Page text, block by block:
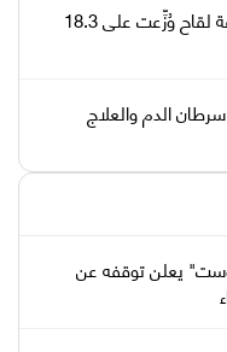
الصحة العالمية: أكثر من 100 مليون جرعة لقاح وُزِّعت على 18.3
الدم والعلاج
يعلن توقفه عن